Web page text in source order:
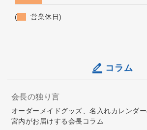
( 営業休日)
コラム
会長の独り言
オーダーメイドグッズ、名入れカレンダー
宮内がお届けする会長コラム